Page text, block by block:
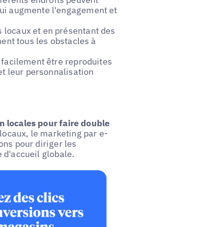
augmente l'engagement et
locaux et en présentant des
tous les obstacles à
être reproduites
leur personnalisation
locales pour faire double
le marketing par e-
pour diriger les
d'accueil globale.